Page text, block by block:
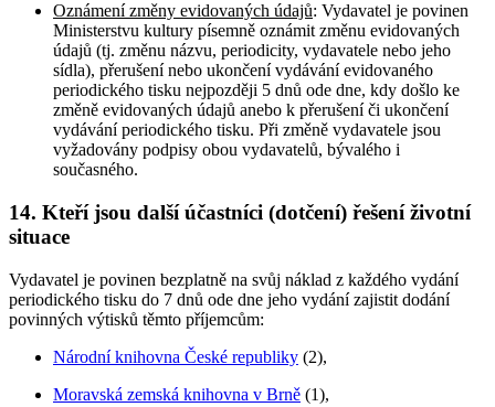
Oznámení změny evidovaných údajů: Vydavatel je povinen
Ministerstvu kultury písemně oznámit změnu evidovaných
údajů (tj. změnu názvu, periodicity, vydavatele nebo jeho
sídla), přerušení nebo ukončení vydávání evidovaného
periodického tisku nejpozději 5 dnů ode dne, kdy došlo ke
změně evidovaných údajů anebo k přerušení či ukončení
vydávání periodického tisku. Při změně vydavatele jsou
vyžadovány podpisy obou vydavatelů, bývalého i
současného.
14. Kteří jsou další účastníci (dotčení) řešení životní
situace
Vydavatel je povinen bezplatně na svůj náklad z každého vydání
periodického tisku do 7 dnů ode dne jeho vydání zajistit dodání
povinných výtisků těmto příjemcům:
Národní knihovna České republiky (2),
Moravská zemská knihovna v Brně (1),